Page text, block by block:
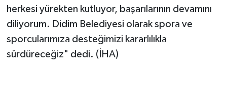
herkesi yürekten kutluyor, başarılarının devamını
diliyorum. Didim Belediyesi olarak spora ve
sporcularımıza desteğimizi kararlılıkla
sürdüreceğiz" dedi. (İHA)